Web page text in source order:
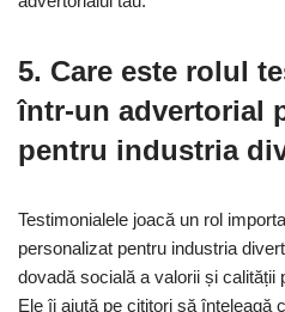
5. Care este rolul
într-un advertorial
pentru industria
Testimonialele joacă un rol
personalizat pentru industria
dovadă socială a valorii și calității
Ele îi ajută pe cititori să înțeleagă